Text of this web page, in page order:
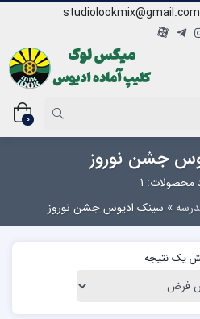
studiolookmix@gmail.com
0
جشن نوروز
محصولات: 1
» سینک ادیوس جشن نوروز
یک نتیجه